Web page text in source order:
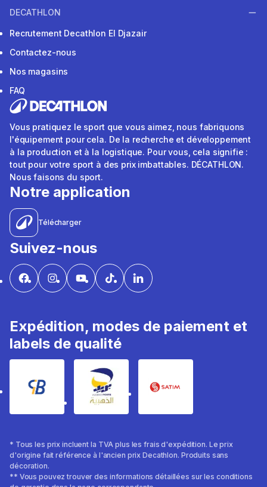
DECATHLON
Recrutement Decathlon El Djazair
Contactez-nous
Nos magasins
FAQ
Vous pratiquez le sport que vous aimez, nous fabriquons
l'équipement pour cela. De la recherche et développement
à la production et à la logistique. Pour vous, cela signifie :
tout pour votre sport à des prix imbattables. DÉCATHLON.
Nous faisons du sport.
Notre application
Télécharger
Suivez-nous
Expédition, modes de paiement et
labels de qualité
* Tous les prix incluent la TVA plus les frais d'expédition. Le prix
d'origine fait référence à l'ancien prix Decathlon. Produits sans
décoration.
** Vous pouvez trouver des informations détaillées sur les conditions